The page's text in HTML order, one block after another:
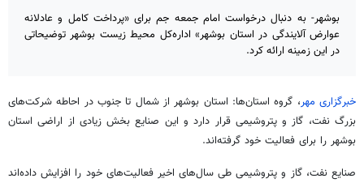
بوشهر- به دنبال درخواست امام جمعه جم برای «پرداخت کامل و عادلانه
عوارض آلایندگی در استان بوشهر» اداره‌کل محیط زیست بوشهر توضیحاتی
در این زمینه ارائه کرد.
خبرگزاری مهر، گروه استان‌ها: استان بوشهر از شمال تا جنوب در احاطه شرکت‌های
بزرگ نفت، گاز و پتروشیمی قرار دارد و این صنایع بخش زیادی از اراضی استان
بوشهر را برای فعالیت خود گرفته‌اند.
صنایع نفت، گاز و پتروشیمی طی سال‌های اخیر فعالیت‌های خود را افزایش داده‌اند